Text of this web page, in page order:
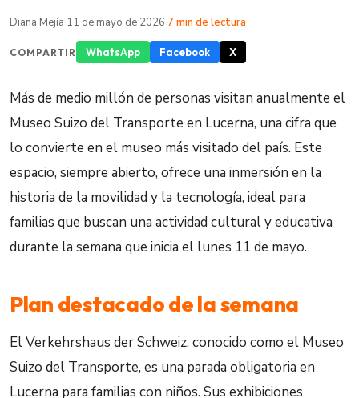
Diana Mejía·11 de mayo de 2026·7 min de lectura
COMPARTIR WhatsApp Facebook X
Más de medio millón de personas visitan anualmente el
Museo Suizo del Transporte en Lucerna, una cifra que
lo convierte en el museo más visitado del país. Este
espacio, siempre abierto, ofrece una inmersión en la
historia de la movilidad y la tecnología, ideal para
familias que buscan una actividad cultural y educativa
durante la semana que inicia el lunes 11 de mayo.
Plan destacado de la semana
El Verkehrshaus der Schweiz, conocido como el Museo
Suizo del Transporte, es una parada obligatoria en
Lucerna para familias con niños. Sus exhibiciones